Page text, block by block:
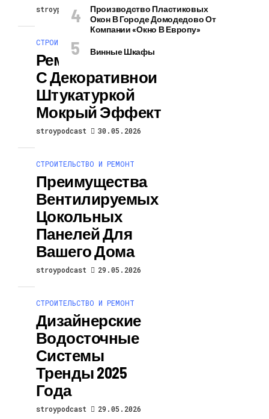
stroypodcast 30.05.2026
СТРОИТЕЛЬСТВО И РЕМОНТ
Ремонт Фасада
С Декоративной
Штукатуркой
Мокрый Эффект
stroypodcast 30.05.2026
СТРОИТЕЛЬСТВО И РЕМОНТ
Преимущества
Вентилируемых
Цокольных
Панелей Для
Вашего Дома
stroypodcast 29.05.2026
СТРОИТЕЛЬСТВО И РЕМОНТ
Дизайнерские
Водосточные
Системы
Тренды 2025
Года
stroypodcast 29.05.2026
Производство Пластиковых
Окон В Городе Домодедово От
Компании «Окно В Европу»
Винные Шкафы